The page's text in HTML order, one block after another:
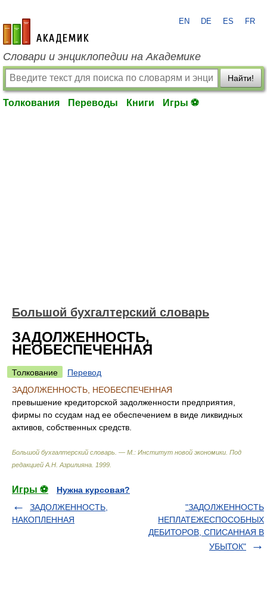
academic.ru
EN DE ES FR
Словари и энциклопедии на Академике
Найти!
Толкования Переводы Книги Игры ⚽
Большой бухгалтерский словарь
ЗАДОЛЖЕННОСТЬ,
НЕОБЕСПЕЧЕННАЯ
Толкование
Перевод
ЗАДОЛЖЕННОСТЬ, НЕОБЕСПЕЧЕННАЯ
превышение кредиторской задолженности предприятия,
фирмы по ссудам над ее обеспечением в виде ликвидных
активов, собственных средств.
Большой бухгалтерский словарь. — М.: Институт новой экономики Под
редакцией А.Н. Азрилияна 1999
Игры ⚽
Нужна курсовая?
ЗАДОЛЖЕННОСТЬ,
НАКОПЛЕННАЯ
"ЗАДОЛЖЕННОСТЬ
НЕПЛАТЕЖЕСПОСОБНЫХ
ДЕБИТОРОВ, СПИСАННАЯ В
УБЫТОК"